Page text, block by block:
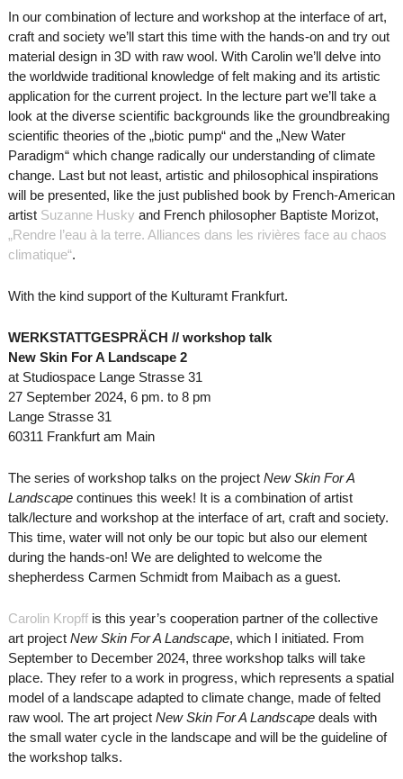
In our combination of lecture and workshop at the interface of art,
craft and society we’ll start this time with the hands-on and try out
material design in 3D with raw wool. With Carolin we’ll delve into
the worldwide traditional knowledge of felt making and its artistic
application for the current project. In the lecture part we’ll take a
look at the diverse scientific backgrounds like the groundbreaking
scientific theories of the „biotic pump“ and the „New Water
Paradigm“ which change radically our understanding of climate
change. Last but not least, artistic and philosophical inspirations
will be presented, like the just published book by French-American
artist Suzanne Husky and French philosopher Baptiste Morizot,
„Rendre l’eau à la terre. Alliances dans les rivières face au chaos
climatique“.
With the kind support of the Kulturamt Frankfurt.
WERKSTATTGESPRÄCH // workshop talk
New Skin For A Landscape 2
at Studiospace Lange Strasse 31
27 September 2024, 6 pm. to 8 pm
Lange Strasse 31
60311 Frankfurt am Main
The series of workshop talks on the project New Skin For A
Landscapecontinues this week! It is a combination of artist
talk/lecture and workshop at the interface of art, craft and society.
This time, water will not only be our topic but also our element
during the hands-on! We are delighted to welcome the
shepherdess Carmen Schmidt from Maibach as a guest.
Carolin Kropffis this year’s cooperation partner of the collective
art project New Skin For A Landscape, which I initiated. From
September to December 2024, three workshop talks will take
place. They refer to a work in progress, which represents a spatial
model of a landscape adapted to climate change, made of felted
raw wool. The art project New Skin For A Landscapedeals with
the small water cycle in the landscape and will be the guideline of
the workshop talks.